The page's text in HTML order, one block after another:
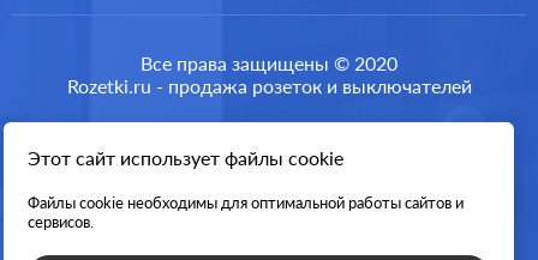
Производ.: Legrand
Etika
Материал: пластмасса
Защита: без шторок
Все права защищены © 2020
Rozetki.ru - продажа розеток и выключателей
Разработка сайта
Этот сайт использует файлы cookie
Файлы cookie необходимы для оптимальной работы сайтов и
сервисов.